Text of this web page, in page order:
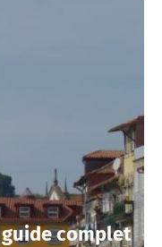
complet